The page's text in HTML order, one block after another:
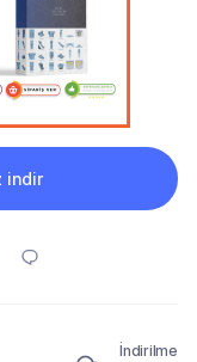
indir
İndirilme